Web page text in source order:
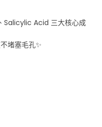
Acid 三大核心成
堵塞毛孔✨